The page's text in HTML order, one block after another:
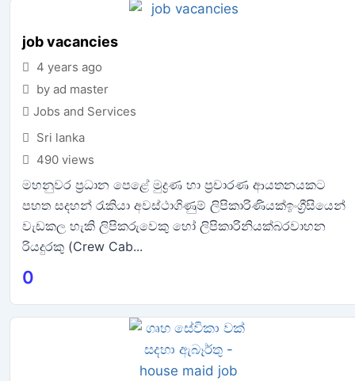
job vacancies
4 years ago
by ad master
Jobs and Services
Sri lanka
490 views
මහනුවර ප්‍රධාන පෙළේ මුද්‍රණ හා ප්‍රචාරණ ආයතනයකට
පහත සදහන් රැකියා අවස්ථාගිණුම් ලිපිකාරිණියක්ඉංග්‍රීසියෙන්
වැඩකල හැකි ලිපිකරුවෙකු හෝ ලිපිකාරිනියක්බරවාහන
රියදුරකු (Crew Cab...
0